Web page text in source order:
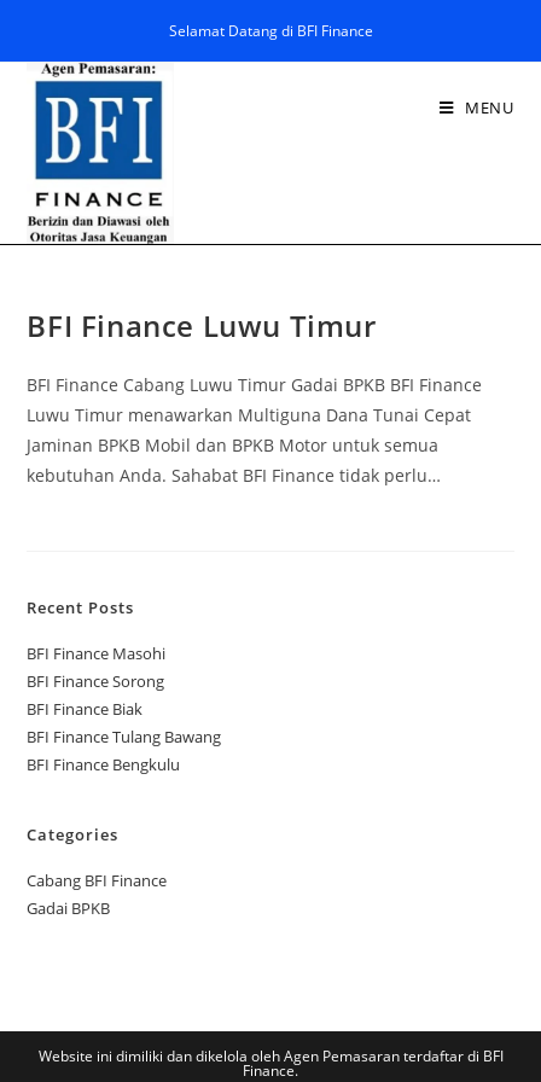
Selamat Datang di BFI Finance
MENU
BFI Finance Luwu Timur
BFI Finance Cabang Luwu Timur Gadai BPKB BFI Finance
Luwu Timur menawarkan Multiguna Dana Tunai Cepat
Jaminan BPKB Mobil dan BPKB Motor untuk semua
kebutuhan Anda. Sahabat BFI Finance tidak perlu…
Recent Posts
BFI Finance Masohi
BFI Finance Sorong
BFI Finance Biak
BFI Finance Tulang Bawang
BFI Finance Bengkulu
Categories
Cabang BFI Finance
Gadai BPKB
Website ini dimiliki dan dikelola oleh Agen Pemasaran terdaftar di BFI
Finance.